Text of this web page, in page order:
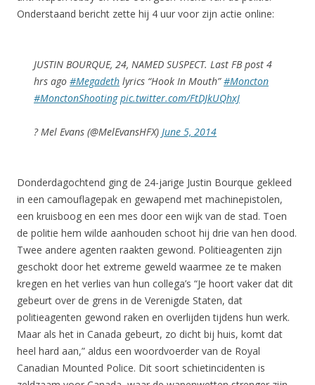
Onderstaand bericht zette hij 4 uur voor zijn actie online:
JUSTIN BOURQUE, 24, NAMED SUSPECT. Last FB post 4
hrs ago #Megadeth lyrics “Hook In Mouth”#Moncton
#MonctonShooting pic.twitter.com/FtDJkUQhxJ
? Mel Evans (@MelEvansHFX) June 5, 2014
Donderdagochtend ging de 24-jarige Justin Bourque gekleed
in een camouflagepak en gewapend met machinepistolen,
een kruisboog en een mes door een wijk van de stad. Toen
de politie hem wilde aanhouden schoot hij drie van hen dood.
Twee andere agenten raakten gewond. Politieagenten zijn
geschokt door het extreme geweld waarmee ze te maken
kregen en het verlies van hun collega’s “Je hoort vaker dat dit
gebeurt over de grens in de Verenigde Staten, dat
politieagenten gewond raken en overlijden tijdens hun werk.
Maar als het in Canada gebeurt, zo dicht bij huis, komt dat
heel hard aan,” aldus een woordvoerder van de Royal
Canadian Mounted Police. Dit soort schietincidenten is